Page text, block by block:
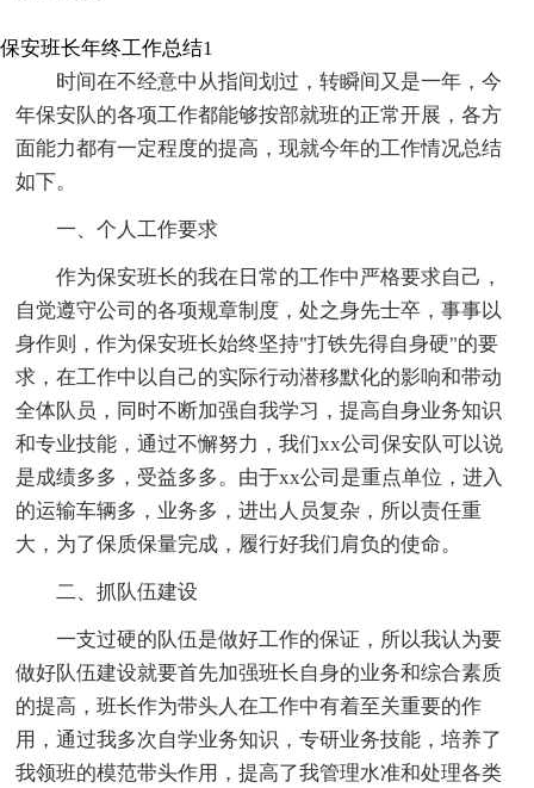
保安班长年终工作总结1
时间在不经意中从指间划过，转瞬间又是一年，今
年保安队的各项工作都能够按部就班的正常开展，各方
面能力都有一定程度的提高，现就今年的工作情况总结
如下。
一、个人工作要求
作为保安班长的我在日常的工作中严格要求自己，
自觉遵守公司的各项规章制度，处之身先士卒，事事以
身作则，作为保安班长始终坚持"打铁先得自身硬"的要
求，在工作中以自己的实际行动潜移默化的影响和带动
全体队员，同时不断加强自我学习，提高自身业务知识
和专业技能，通过不懈努力，我们xx公司保安队可以说
是成绩多多，受益多多。由于xx公司是重点单位，进入
的运输车辆多，业务多，进出人员复杂，所以责任重
大，为了保质保量完成，履行好我们肩负的使命。
二、抓队伍建设
一支过硬的队伍是做好工作的保证，所以我认为要
做好队伍建设就要首先加强班长自身的业务和综合素质
的提高，班长作为带头人在工作中有着至关重要的作
用，通过我多次自学业务知识，专研业务技能，培养了
我领班的模范带头作用，提高了我管理水准和处理各类